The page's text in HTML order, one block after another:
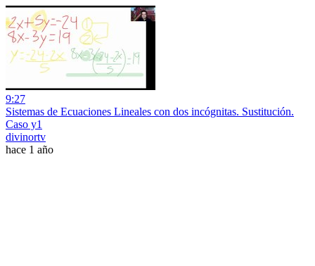
9:27
Sistemas de Ecuaciones Lineales con dos incógnitas. Sustitución.
Caso y1
divinortv
hace 1 año